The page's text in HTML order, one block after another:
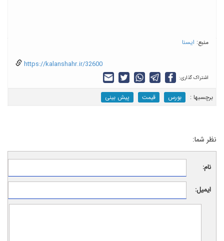
منبع: ایسنا
https://kalanshahr.ir/32600
اشتراک گذاری:
برچسب‎ها : بورس قیمت پیش بینی
نظر شما:
نام:
ایمیل: